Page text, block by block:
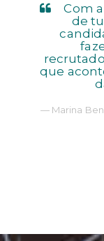
Com
de
que
Marina